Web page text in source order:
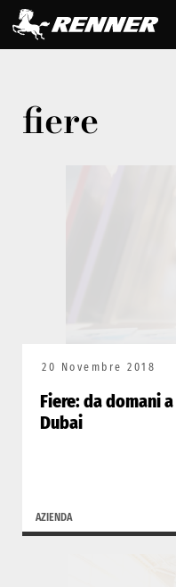
fiere
20 Novembre 2018
Fiere: da domani
Dubai
AZIENDA